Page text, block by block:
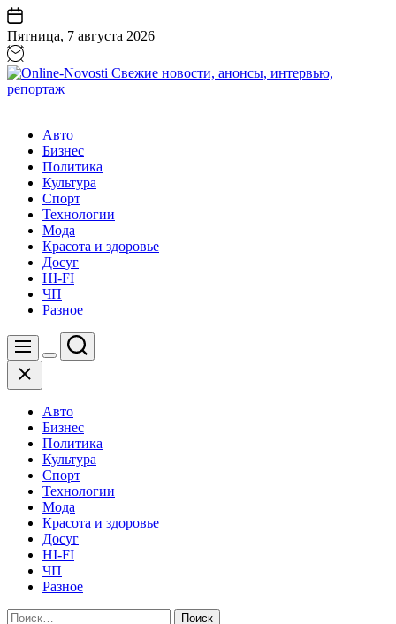
Перейти
к
содержанию
Пятница, 7 августа 2026
Свежие
новости,
анонсы,
интервью,
репортаж
Авто
Бизнес
Политика
Культура
Спорт
Технологии
Мода
Красота и здоровье
Досуг
HI-FI
ЧП
Разное
Меню
Цвет
Поиск
Закрыть
Авто
Бизнес
Политика
Культура
Спорт
Технологии
Мода
Красота и здоровье
Досуг
HI-FI
ЧП
Разное
Найти: